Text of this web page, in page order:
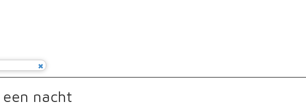
nacht